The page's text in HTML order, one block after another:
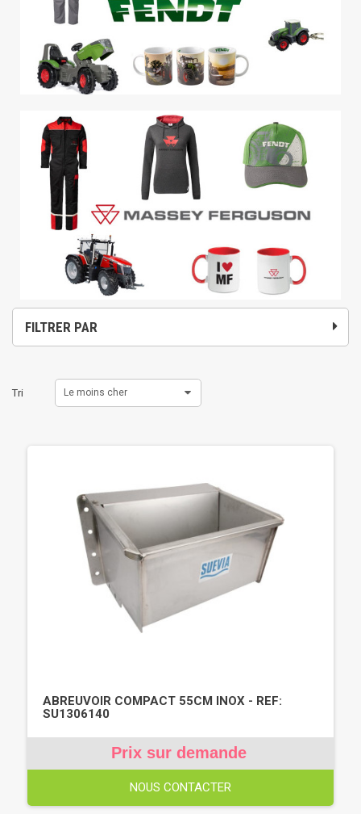
FILTRER PAR
Tri Le moins cher
ABREUVOIR COMPACT 55CM INOX - REF:
SU1306140
Prix sur demande
NOUS CONTACTER